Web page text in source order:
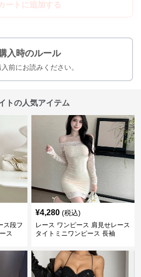
ートに追加する
入時のルール
前にお読みください。
トの人気アイテム
ス段フ
ス
¥4,280 (税込)
レース ワンピース 肩見せレース
タイトミニワンピース 長袖